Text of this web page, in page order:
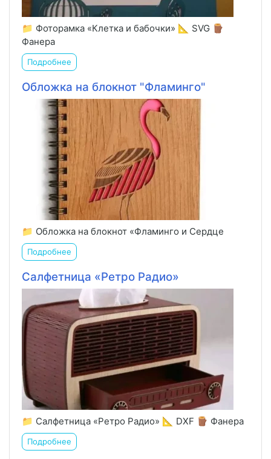
📁 Фоторамка «Клетка и бабочки» 📐 SVG 🪵
Фанера
Подробнее
Обложка на блокнот "Фламинго"
📁 Обложка на блокнот «Фламинго и Сердце
Подробнее
Салфетница «Ретро Радио»
📁 Салфетница «Ретро Радио» 📐 DXF 🪵 Фанера
Подробнее